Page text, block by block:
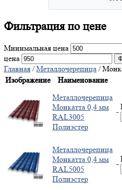
Фильтрацияпо цене
Минимальная цена
цена
Главная /Металлочерепица /
Изображение
Наименование
Металлочерепица
Монкатта 0,4 мм
RAL3005
Полиэстер
-
Металлочерепица
Монкатта 0,4 мм
RAL5005
Полиэстер
-